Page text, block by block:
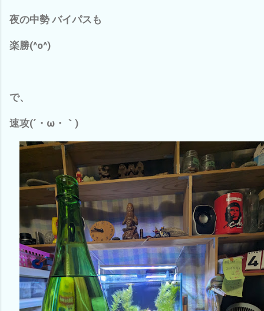
夜の中勢 バイパスも
楽勝(^o^)
で、
速攻(´・ω・｀)